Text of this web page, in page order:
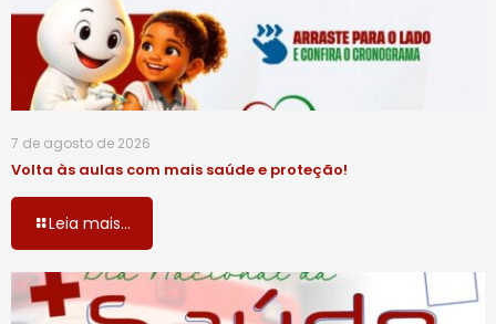
7 de agosto de 2026
Volta às aulas com mais saúde e proteção!
Leia mais...